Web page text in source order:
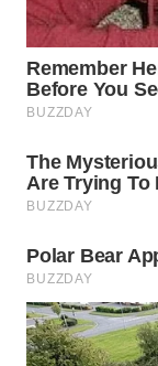
WN
BOROBUDUR
MADURA
WN
NATUNA